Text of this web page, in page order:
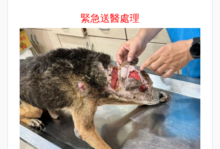
緊急送醫處理